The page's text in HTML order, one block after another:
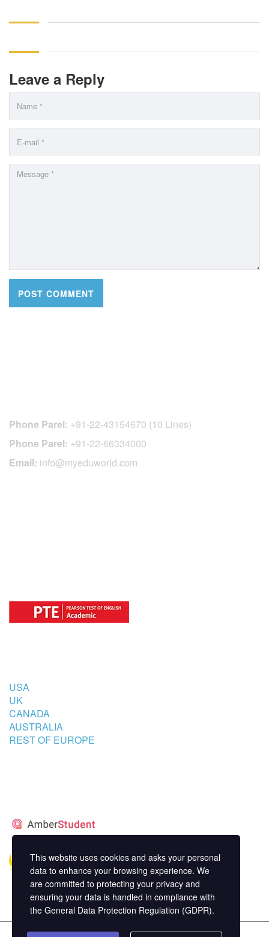
Leave a Reply
Phone Parel: +91-22-43154670 (10 Lines)
Phone Parel: +91-22-66334000
Email: info@myeduworld.com
USA
UK
CANADA
AUSTRALIA
REST OF EUROPE
This website uses cookies and asks your personal
data to enhance your browsing experience. We
are committed to protecting your privacy and
ensuring your data is handled in compliance with
the General Data Protection Regulation (GDPR).